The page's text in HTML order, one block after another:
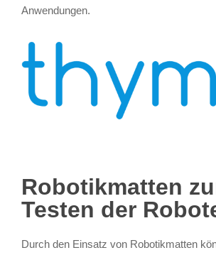
Anwendungen.
Robotikmatten
Testen der
Durch den Einsatz von Robotikmatten